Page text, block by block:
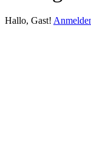
Hallo, Gast!